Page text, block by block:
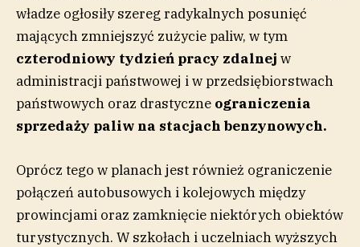
władze ogłosiły szereg radykalnych posunięć
mających zmniejszyć zużycie paliw, w tym
czterodniowy tydzień pracy zdalnej w
administracji państwowej i w przedsiębiorstwach
państwowych oraz drastyczne ograniczenia
sprzedaży paliw na stacjach benzynowych.
Oprócz tego w planach jest również ograniczenie
połączeń autobusowych i kolejowych między
prowincjami oraz zamknięcie niektórych obiektów
turystycznych. W szkołach i uczelniach wyższych